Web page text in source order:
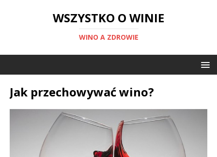
WSZYSTKO O WINIE
WINO A ZDROWIE
Jak przechowywać wino?